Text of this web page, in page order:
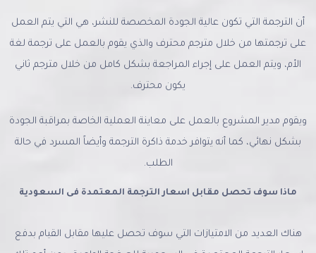
أن الترجمة التي تكون عالية الجودة المخصصة للنشر، هي التي يتم العمل
على ترجمتها من خلال مترجم محترف والذي يقوم بالعمل على ترجمة لغة
الأم، ويتم العمل على إجراء المراجعة بشكل كامل من خلال مترجم ثاني
يكون محترف.
ويقوم مدير المشروع بالعمل على معاينة العملية الخاصة بمراقبة الجودة
بشكل نهائي، كما أنه يتوافر خدمة ذاكرة الترجمة وأيضاً المسرد في حالة
الطلب.
ماذا سوف تحصل مقابل اسعار الترجمة المعتمدة فى السعودية
هناك العديد من الامتيازات التي سوف تحصل عليها مقابل القيام بدفع